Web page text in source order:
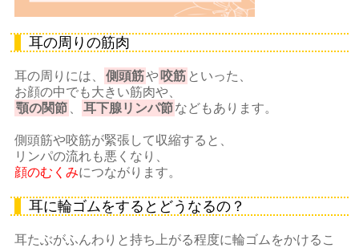
耳の周りの筋肉
耳の周りには、 側頭筋や 咬筋 といった、
お顔の中でも大きい筋肉や、
顎の関節
耳下腺リンパ節などもあります。
側頭筋や咬筋が緊張して収縮すると、
リンパの流れも悪くなり、
顔のむくみにつながります。
耳に輪ゴムをするとどうなるの？
耳たぶがふんわりと持ち上がる程度に輪ゴムをかけるこ